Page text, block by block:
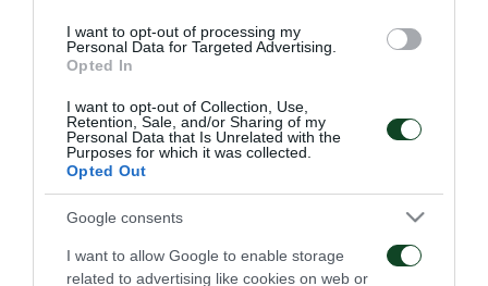
I want to opt-out of processing my
Personal Data for Targeted Advertising.
Opted In
I want to opt-out of Collection, Use,
Retention, Sale, and/or Sharing of my
Personal Data that Is Unrelated with the
Purposes for which it was collected.
Opted Out
Google consents
I want to allow Google to enable storage
related to advertising like cookies on web or
Πρώτη προπόνηση για
τον Γκαρσία
Για την πρόκριση στη
Σόφια